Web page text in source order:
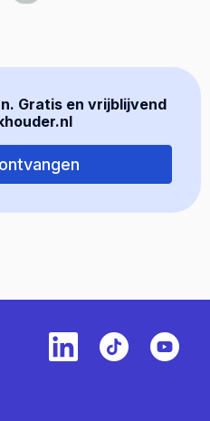
Gratis en vrijblijvend